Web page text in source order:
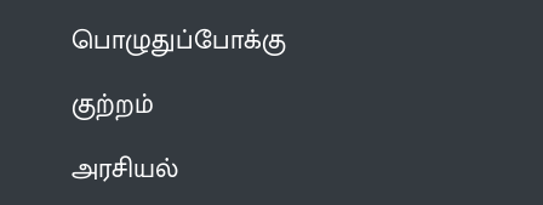
பொழுதுப்போக்கு
குற்றம்
அரசியல்